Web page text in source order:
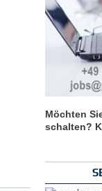
Möchten
schalten?